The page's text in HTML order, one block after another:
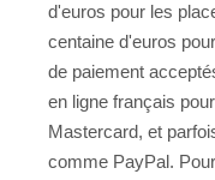
d'euros pour les
centaine d'euros
de paiement
en ligne français
Mastercard, et
comme PayPal.